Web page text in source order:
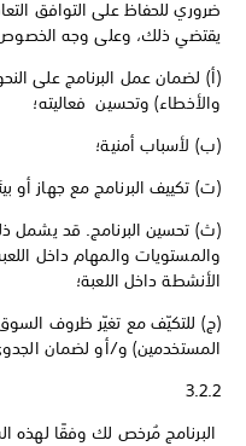
ضروري للحفاظ على التوافق
يقتضي ذلك، وعلى وجه
(أ) لضمان عمل البرنامج على
والأخطاء) وتحسين فعاليته؛
(ب) لأسباب أمنية؛
(ت) تكييف البرنامج مع جهاز أو
(ث) تحسين البرنامج. قد يشمل
والمستويات والمهام داخل
الأنشطة داخل اللعبة؛
(ج) للتكيّف مع تغيّر ظروف السوق
المستخدمين) و/أو لضمان الجدوى
3.2.2
البرنامج مُرخص لك وفقًا لهذه